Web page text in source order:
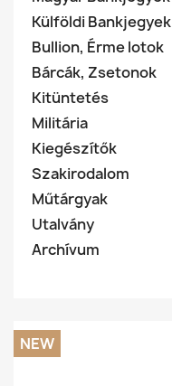
Külföldi Bankjegyek
Bullion, Érme lotok
Bárcák, Zsetonok
Kitüntetés
Militária
Kiegészítők
Szakirodalom
Műtárgyak
Utalvány
Archívum
NEW